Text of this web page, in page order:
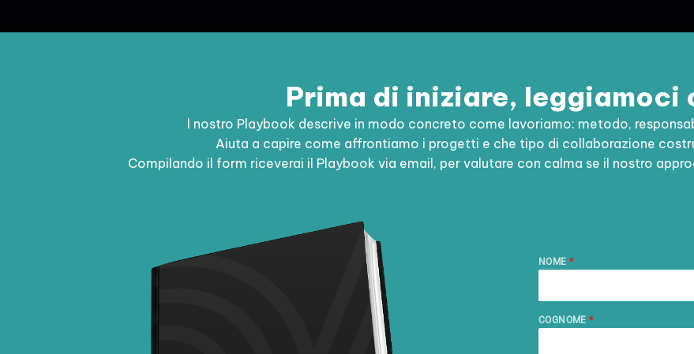
Prima di iniziare, leggiamoci
l nostro Playbook descrive in modo concreto come lavoriamo: metodo,
Aiuta a capire come affrontiamo i progetti e che tipo di collaborazione
Compilando il form riceverai il Playbook via email, per valutare con calma se il nostro
NOME *
COGNOME*